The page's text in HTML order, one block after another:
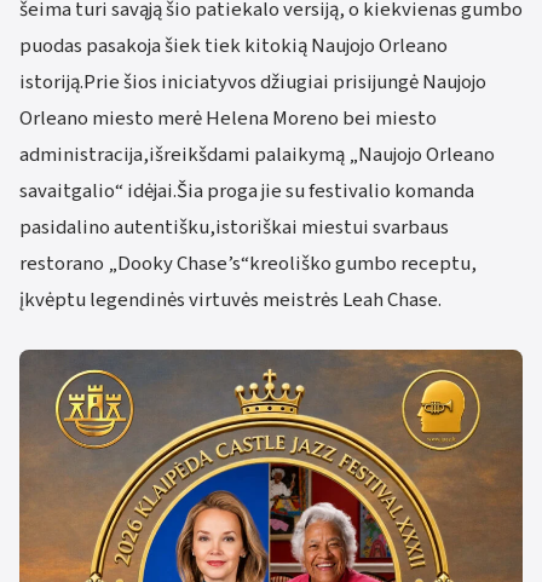
šeima turi savąją šio patiekalo versiją, o kiekvienas gumbo
puodas pasakoja šiek tiek kitokią Naujojo Orleano
istoriją.Prie šios iniciatyvos džiugiai prisijungė Naujojo
Orleano miesto merė Helena Moreno bei miesto
administracija,išreikšdami palaikymą „Naujojo Orleano
savaitgalio“ idėjai.Šia proga jie su festivalio komanda
pasidalino autentišku,istoriškai miestui svarbaus
restorano „Dooky Chase’s“kreoliško gumbo receptu,
įkvėptu legendinės virtuvės meistrės Leah Chase.